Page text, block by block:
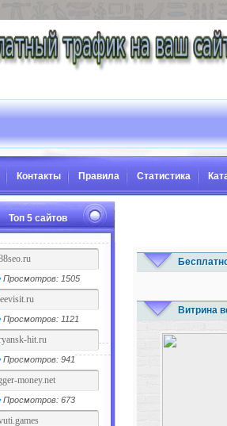
Контакты Правила Статистика
Топ 5 сайтов
Просмотров: 1505
Просмотров: 1121
Просмотров: 941
Просмотров: 673
Витрина